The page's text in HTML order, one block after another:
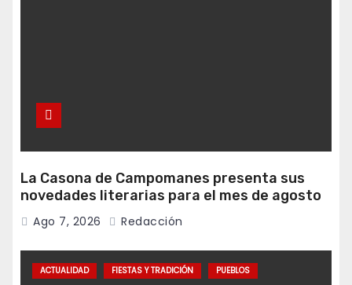
La Casona de Campomanes presenta sus
novedades literarias para el mes de agosto
Ago 7, 2026 Redacción
ACTUALIDAD FIESTAS Y TRADICIÓN PUEBLOS